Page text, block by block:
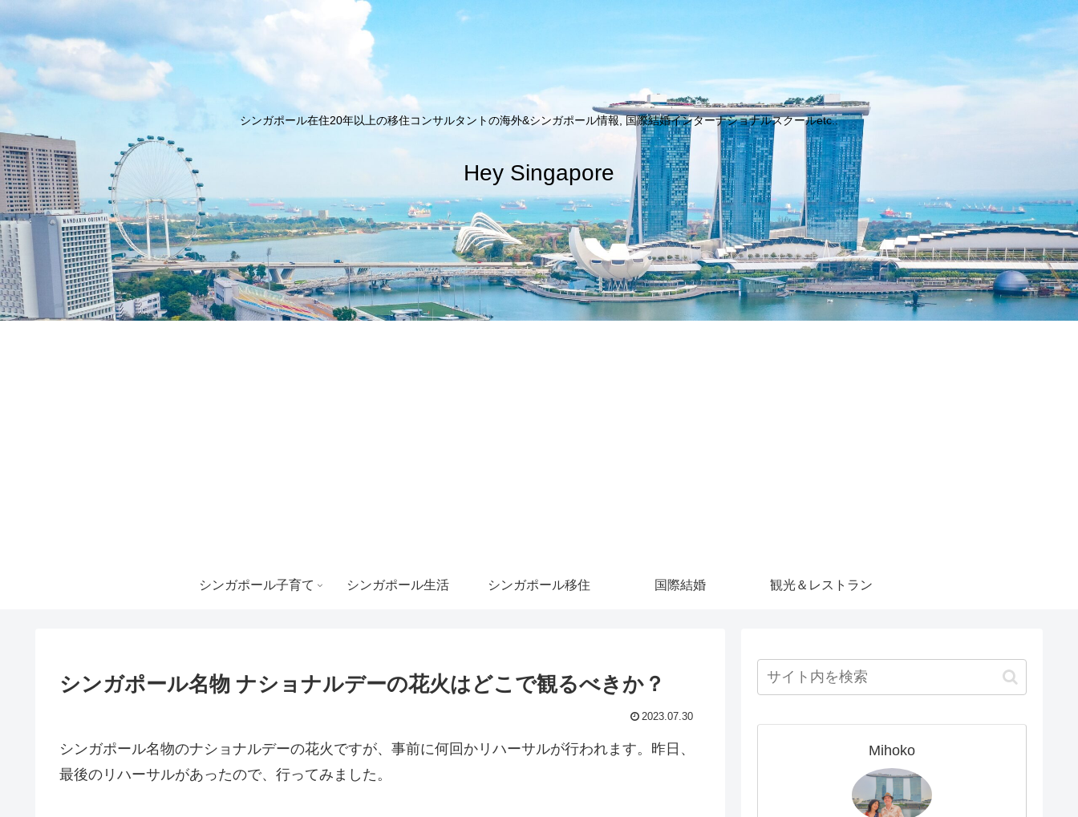
シンガポール在住20年以上の移住コンサルタントの海外&シンガポール情報, 国際結婚インターナショナルスクールetc..
Hey Singapore
シンガポール子育て シンガポール生活 シンガポール移住 国際結婚 観光＆レストラン
シンガポール名物 ナショナルデーの花火はどこで観るべきか？
2023.07.30
シンガポール名物のナショナルデーの花火ですが、事前に何回かリハーサルが行われます。昨日、
最後のリハーサルがあったので、行ってみました。
Mihoko